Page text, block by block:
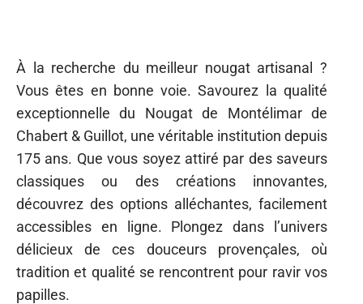
À la recherche du meilleur nougat artisanal ?
Vous êtes en bonne voie. Savourez la qualité
exceptionnelle du Nougat de Montélimar de
Chabert & Guillot, une véritable institution depuis
175 ans. Que vous soyez attiré par des saveurs
classiques ou des créations innovantes,
découvrez des options alléchantes, facilement
accessibles en ligne. Plongez dans l’univers
délicieux de ces douceurs provençales, où
tradition et qualité se rencontrent pour ravir vos
papilles.